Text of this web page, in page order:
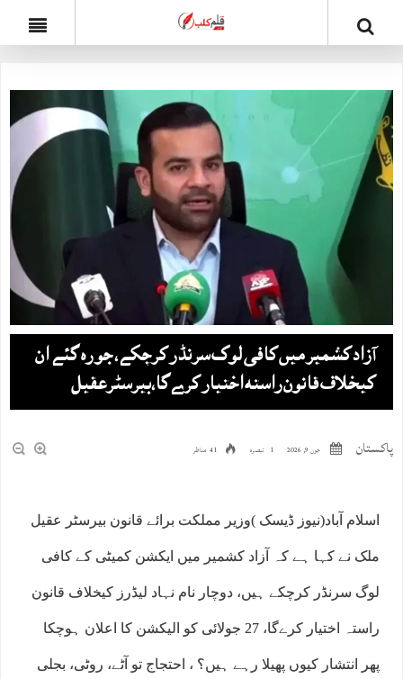
آزادکشمیر میں کافی لوگ سرنڈر کرچکے، جو رہ گئے ان
کیخلاف قانون راستہ اختیار کرےگا،بیرسٹرعقیل
پاکستان جون 9, 2026 1 تبصرہ 41 مناظر
اسلام آباد(نیوز ڈیسک )وزیر مملکت برائے قانون بیرسٹر عقیل
ملک نے کہا ہے کہ آزاد کشمیر میں ایکشن کمیٹی کے کافی
لوگ سرنڈر کرچکے ہیں، دوچار نام نہاد لیڈرز کیخلاف قانون
راستہ اختیار کرےگا، 27 جولائی کو الیکشن کا اعلان ہوچکا
پھر انتشار کیوں پھیلا رہے ہیں؟ ، احتجاج تو آٹے، روٹی، بجلی